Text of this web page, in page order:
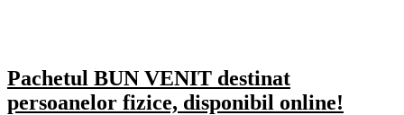
Pachetul BUN VENIT destinat
persoanelor fizice, disponibil online!